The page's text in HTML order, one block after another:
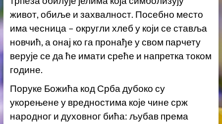
живот, обиље и захвалност. Посебно место
има чесница – округли хлеб у који се ставља
новчић, а онај ко га пронађе у свом парчету
верује се да ће имати среће и напретка током
године.
Поруке Божића код Срба дубоко су
укорењене у вредностима које чине срж
народног и духовног бића: љубав према